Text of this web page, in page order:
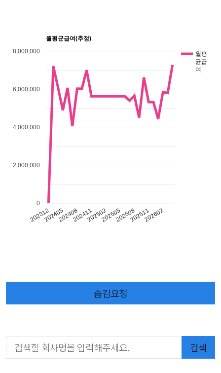
월평균급여(추정)
월평
균급
여
202312202405202408202411202502202505202508202511202602
0
2,000,000
4,000,000
6,000,000
8,000,000
숨김요청
검색